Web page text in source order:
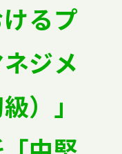
けるプ
ジメ
）」